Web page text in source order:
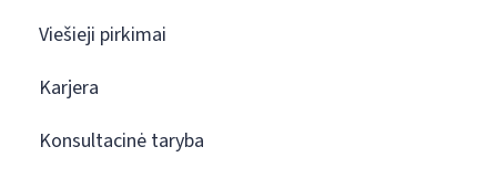
Viešieji pirkimai
Karjera
Konsultacinė taryba